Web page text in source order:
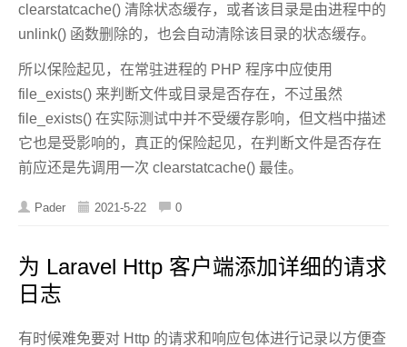
clearstatcache() 清除状态缓存，或者该目录是由进程中的
unlink() 函数删除的，也会自动清除该目录的状态缓存。
所以保险起见，在常驻进程的 PHP 程序中应使用
file_exists() 来判断文件或目录是否存在，不过虽然
file_exists() 在实际测试中并不受缓存影响，但文档中描述
它也是受影响的，真正的保险起见，在判断文件是否存在
前应还是先调用一次 clearstatcache() 最佳。
Pader 2021-5-22 0
为 Laravel Http 客户端添加详细的请求
日志
有时候难免要对 Http 的请求和响应包体进行记录以方便查